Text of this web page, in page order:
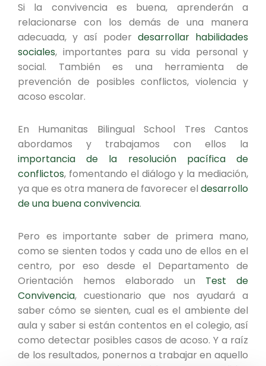
Si la convivencia es buena, aprenderán a
relacionarse con los demás de una manera
adecuada, y así poder desarrollar habilidades
sociales, importantes para su vida personal y
social. También es una herramienta de
prevención de posibles conflictos, violencia y
acoso escolar.
En Humanitas Bilingual School Tres Cantos
abordamos y trabajamos con ellos la
importancia de la resolución pacífica de
conflictos, fomentando el diálogo y la mediación,
ya que es otra manera de favorecer el desarrollo
de una buena convivencia.
Pero es importante saber de primera mano,
como se sienten todos y cada uno de ellos en el
centro, por eso desde el Departamento de
Orientación hemos elaborado un Test de
Convivencia, cuestionario que nos ayudará a
saber cómo se sienten, cual es el ambiente del
aula y saber si están contentos en el colegio, así
como detectar posibles casos de acoso. Y a raíz
de los resultados, ponernos a trabajar en aquello